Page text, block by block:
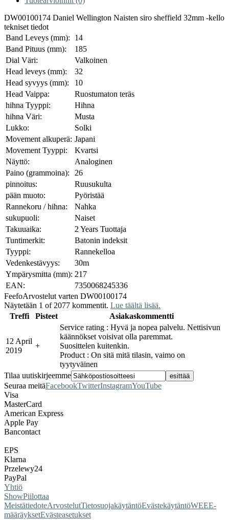
DW00100174 Daniel Wellington Naisten siro sheffield 32mm -kello
tekniset tiedot
Band Leveys (mm):
14
Band Pituus (mm):
185
Dial Väri:
Valkoinen
Head leveys (mm):
32
Head syvyys (mm):
10
Head Vaippa:
Ruostumaton teräs
hihna Tyyppi:
Hihna
hihna Väri:
Musta
Lukko:
Solki
Movement alkuperä: Japani
Movement Tyyppi:
Kvartsi
Näyttö:
Analoginen
Paino (grammoina):
26
pinnoitus:
Ruusukulta
pään muoto:
Pyöristää
Rannekoru / hihna:
Nahka
sukupuoli:
Naiset
Takuuaika:
2 Years Tuottaja
Tuntimerkit:
Batonin indeksit
Tyyppi:
Rannekelloa
Vedenkestävyys:
30m
Ympärysmitta (mm): 217
EAN:
7350068245336
FeefoArvostelut varten DW00100174
Näytetään 1 of 2077 kommentit. Lue täältä lisää.
Treffi
Pisteet Asiakaskommentti
12 April
2019
+
Service rating : Hyvä ja nopea palvelu. Nettisivun
käännökset voisivat olla paremmat.
Suosittelen kuitenkin.
Product : On sitä mitä tilasin, vaimo on
tyytyväinen
Tilaa uutiskirjeemme
Seuraa meitäFacebookTwitterInstagramYouTube
Visa
MasterCard
American Express
Apple Pay
Bancontact
EPS
Klarna
Przelewy24
PayPal
Yhtiö
ShowPiilottaa
MeistätiedoteArvostelutTietosuojakäytäntöEvästekäytäntöWEEE-
määräyksetEvästeasetukset